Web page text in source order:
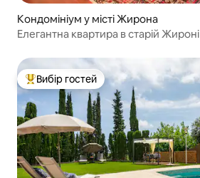
Кондомініум у місті Жирона
Елегантна квартира в старій Жироні
Топ вибір гостей
Вибір гостей